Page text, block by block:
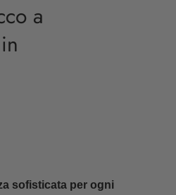
a
sofisticata per ogni